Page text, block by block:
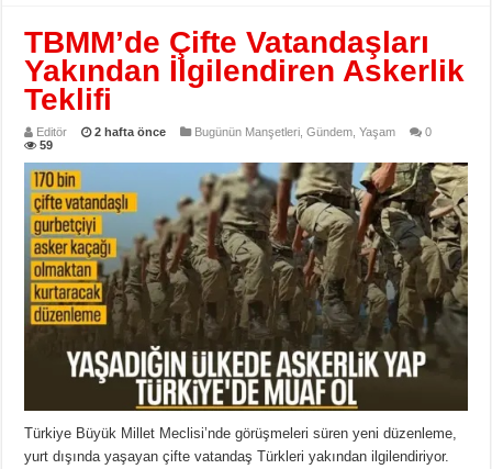
TBMM’de Çifte Vatandaşları
Yakından İlgilendiren Askerlik
Teklifi
Editör 2 hafta önce Bugünün Manşetleri ,Gündem ,Yaşam
0
59
Türkiye Büyük Millet Meclisi’nde görüşmeleri süren yeni düzenleme,
yurt dışında yaşayan çifte vatandaş Türkleri yakından ilgilendiriyor.